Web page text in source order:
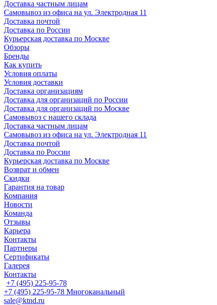
Доставка частным лицам
Самовывоз из офиса на ул. Электродная 11
Доставка почтой
Доставка по России
Курьерская доставка по Москве
Обзоры
Бренды
Как купить
Условия оплаты
Условия доставки
Доставка организациям
Доставка для организаций по России
Доставка для организаций по Москве
Самовывоз с нашего склада
Доставка частным лицам
Самовывоз из офиса на ул. Электродная 11
Доставка почтой
Доставка по России
Курьерская доставка по Москве
Возврат и обмен
Скидки
Гарантия на товар
Компания
Новости
Команда
Отзывы
Карьера
Контакты
Партнеры
Сертификаты
Галерея
Контакты
+7 (495) 225-95-78
+7 (495) 225-95-78 Многоканальный
sale@ktnd.ru